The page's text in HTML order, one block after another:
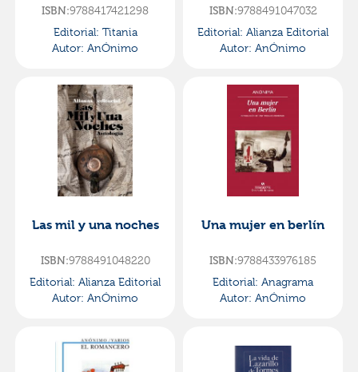
ISBN:9788417421298
Editorial: Titania
Autor: AnÓnimo
ISBN:9788491047032
Editorial: Alianza Editorial
Autor: AnÓnimo
Las mil y una noches
ISBN:9788491048220
Editorial: Alianza Editorial
Autor: AnÓnimo
Una mujer en berlín
ISBN:9788433976185
Editorial: Anagrama
Autor: AnÓnimo